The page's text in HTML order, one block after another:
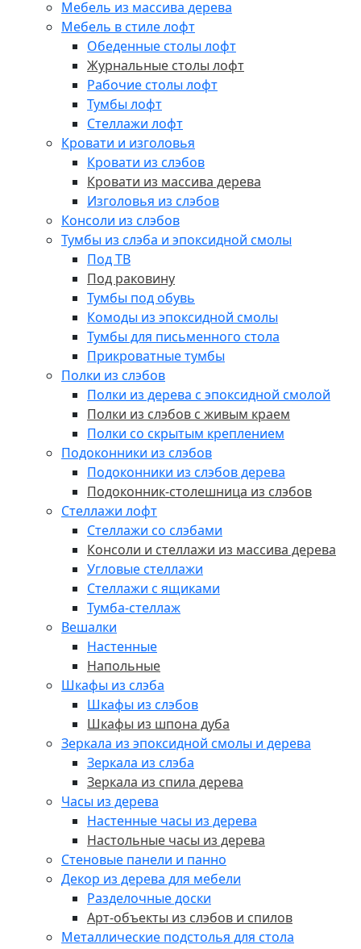
Мебель из массива дерева
Мебель в стиле лофт
Обеденные столы лофт
Журнальные столы лофт
Рабочие столы лофт
Тумбы лофт
Стеллажи лофт
Кровати и изголовья
Кровати из слэбов
Кровати из массива дерева
Изголовья из слэбов
Консоли из слэбов
Тумбы из слэба и эпоксидной смолы
Под ТВ
Под раковину
Тумбы под обувь
Комоды из эпоксидной смолы
Тумбы для письменного стола
Прикроватные тумбы
Полки из слэбов
Полки из дерева с эпоксидной смолой
Полки из слэбов с живым краем
Полки со скрытым креплением
Подоконники из слэбов
Подоконники из слэбов дерева
Подоконник-столешница из слэбов
Стеллажи лофт
Стеллажи со слэбами
Консоли и стеллажи из массива дерева
Угловые стеллажи
Стеллажи с ящиками
Тумба-стеллаж
Вешалки
Настенные
Напольные
Шкафы из слэба
Шкафы из слэбов
Шкафы из шпона дуба
Зеркала из эпоксидной смолы и дерева
Зеркала из слэба
Зеркала из спила дерева
Часы из дерева
Настенные часы из дерева
Настольные часы из дерева
Стеновые панели и панно
Декор из дерева для мебели
Разделочные доски
Арт-объекты из слэбов и спилов
Металлические подстолья для стола